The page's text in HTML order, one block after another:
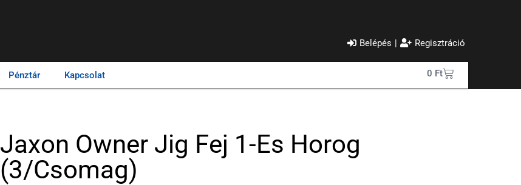
Belépés | Regisztráció
Pénztár Kapcsolat 0 Ft
Jaxon Owner Jig Fej 1-Es Horog
(3/csomag)